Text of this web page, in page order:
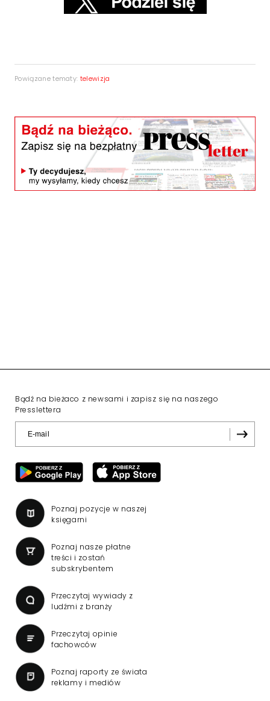
Powiązane tematy: telewizja
TVN 24 nadaje od 25 lat.
"Start TVN 24 był
rewolucją w polskiej
telewizji"
W niedzielę 9 sierpnia mija 25 lat od startu
TVN 24, pierwszego telewizyjnego kanału
zaplanowano finał urodzinowej trasy stacji
"Jesteśmy stąd". 25 lat TVN 24 dla Press.pl
Marek Twaróg.